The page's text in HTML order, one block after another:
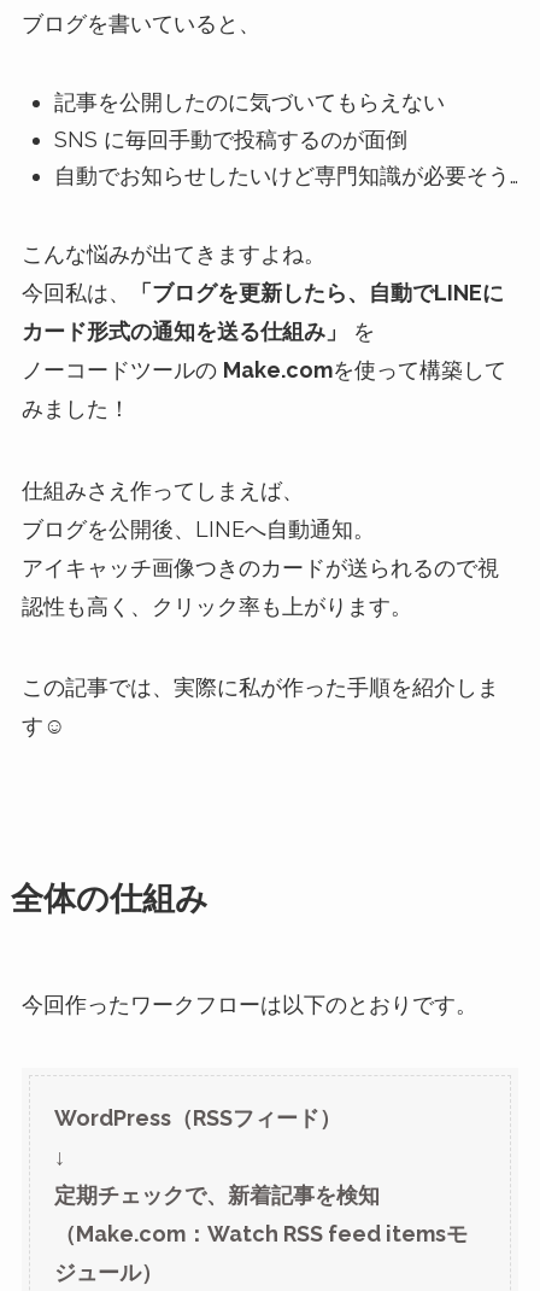
ブログを書いていると、
記事を公開したのに気づいてもらえない
SNS に毎回手動で投稿するのが面倒
自動でお知らせしたいけど専門知識が必要そう…
こんな悩みが出てきますよね。
今回私は、
「ブログを更新したら、自動でLINEに
カード形式の通知を送る仕組み」
を
ノーコードツールの Make.comを使って構築して
みました！
仕組みさえ作ってしまえば、
ブログを公開後、LINEへ自動通知。
アイキャッチ画像つきのカードが送られるので視
認性も高く、クリック率も上がります。
この記事では、実際に私が作った手順を紹介しま
す☺️
全体の仕組み
今回作ったワークフローは以下のとおりです。
WordPress（RSSフィード）
↓
定期チェックで、新着記事を検知
（Make.com：Watch RSS feed itemsモ
ジュール）